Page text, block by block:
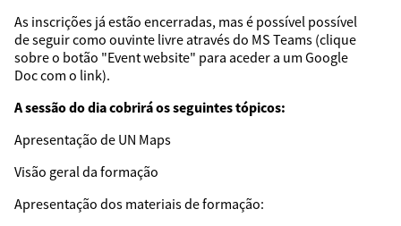
As inscrições já estão encerradas, mas é possível possível
de seguir como ouvinte livre através do MS Teams (clique
sobre o botão "Event website" para aceder a um Google
Doc com o link).
A sessão do dia cobrirá os seguintes tópicos:
Apresentação de UN Maps
Visão geral da formação
Apresentação dos materiais de formação: